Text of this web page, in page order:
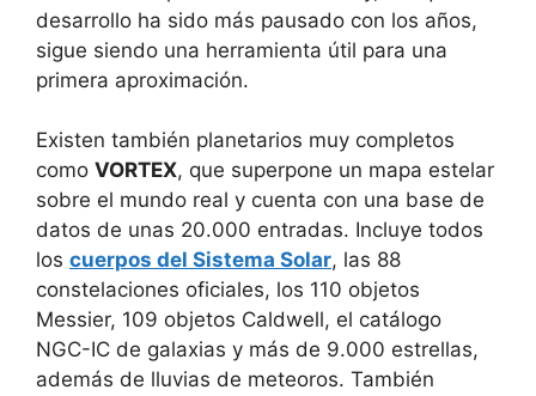
desarrollo ha sido más pausado con los años,
sigue siendo una herramienta útil para una
primera aproximación.
Existen también planetarios muy completos
como VORTEX, que superpone un mapa estelar
sobre el mundo real y cuenta con una base de
datos de unas 20.000 entradas. Incluye todos
los cuerpos del Sistema Solar, las 88
constelaciones oficiales, los 110 objetos
Messier, 109 objetos Caldwell, el catálogo
NGC-IC de galaxias y más de 9.000 estrellas,
además de lluvias de meteoros. También